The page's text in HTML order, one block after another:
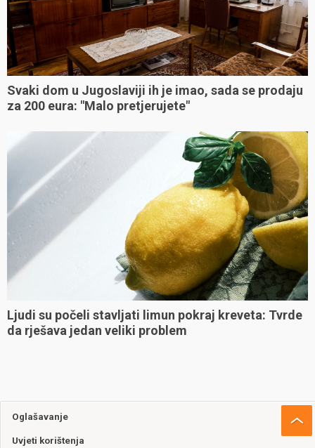
Svaki dom u Jugoslaviji ih je imao, sada se prodaju
za 200 eura: "Malo pretjerujete"
Ljudi su počeli stavljati limun pokraj kreveta: Tvrde
da rješava jedan veliki problem
Oglašavanje
Uvjeti korištenja